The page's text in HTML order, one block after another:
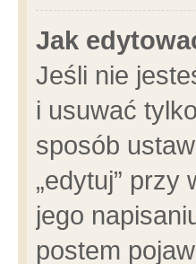
Jak
Jeśli nie
i usuwać
sposób
„edytuj”
jego
postem